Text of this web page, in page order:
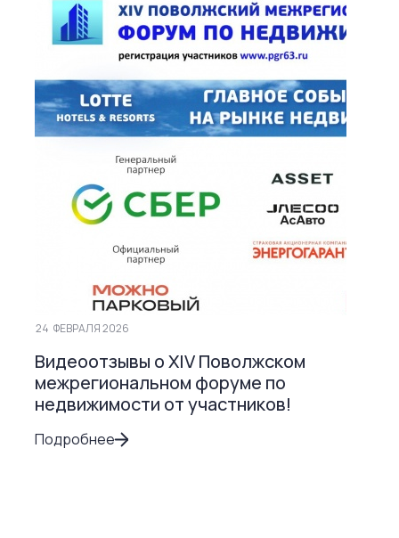
24 ФЕВРАЛЯ 2026
Видеоотзывы о XIV Поволжском
межрегиональном форуме по
недвижимости от участников!
Подробнее